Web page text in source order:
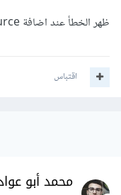
ظهر الخطأ عند اضافة source
اقتباس
محمد أبو عواد